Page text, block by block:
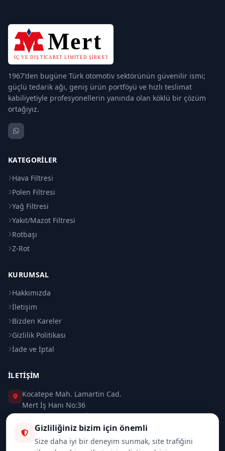
1967'den bugüne Türk otomotiv sektörünün güvenilir ismi;
güçlü tedarik ağı, geniş ürün portföyü ve hızlı teslimat
kabiliyetiyle profesyonellerin yanında olan köklü bir çözüm
ortağıyız.
KATEGORILER
Hava Filtresi
Polen Filtresi
Yağ Filtresi
Yakıt/Mazot Filtresi
Rotbaşı
Z-Rot
KURUMSAL
Hakkımızda
İletişim
Bizden Kareler
Gizlilik Politikası
İade ve İptal
İLETIŞIM
Kocatepe Mah. Lamartin Cad.
Mert İş Hanı No:36
Taksim / Beyoğlu / İSTANBUL
0 (212) 235 37 83
Gizliliğiniz bizim için önemli
Size daha iyi bir deneyim sunmak, site trafiğini